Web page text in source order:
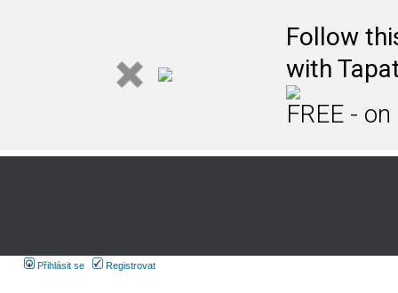
Follow
with
FREE -
Přihlásit se Registrovat